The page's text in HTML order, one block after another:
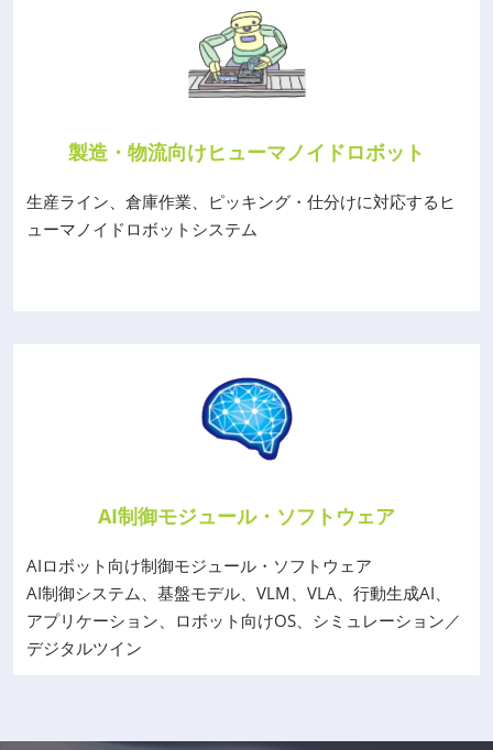
製造・物流向けヒューマノイドロボット
生産ライン、倉庫作業、ピッキング・仕分けに対応するヒ
ューマノイドロボットシステム
AI制御モジュール・ソフトウェア
AIロボット向け制御モジュール・ソフトウェア
AI制御システム、基盤モデル、VLM、VLA、行動生成AI、
アプリケーション、ロボット向けOS、シミュレーション／
デジタルツイン